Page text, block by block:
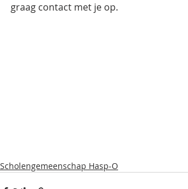
graag contact met je op.
Scholengemeenschap Hasp-O